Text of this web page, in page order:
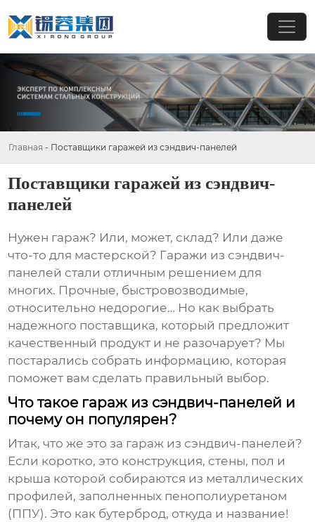
Главная - Поставщики гаражей из сэндвич-панелей
Поставщики гаражей из сэндвич-
панелей
Нужен гараж? Или, может, склад? Или даже
что-то для мастерской? Гаражи из сэндвич-
панелей стали отличным решением для
многих. Прочные, быстровозводимые,
относительно недорогие… Но как выбрать
надежного поставщика, который предложит
качественный продукт и не разочарует? Мы
постарались собрать информацию, которая
поможет вам сделать правильный выбор.
Что такое гараж из сэндвич-панелей и
почему он популярен?
Итак, что же это за гараж из сэндвич-панелей?
Если коротко, это конструкция, стены, пол и
крыша которой собираются из металлических
профилей, заполненных пенополиуретаном
(ППУ). Это как бутерброд, откуда и название!